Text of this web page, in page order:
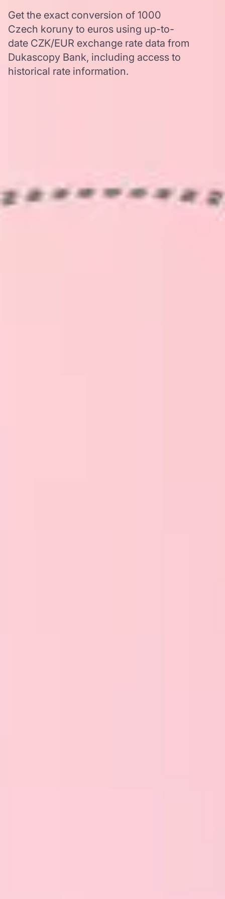
Get the exact conversion of 1000
Czech koruny to euros using up-to-
date CZK/EUR exchange rate data from
Dukascopy Bank, including access to
historical rate information.